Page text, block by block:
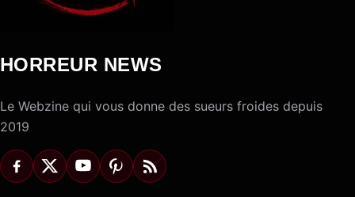
HORREUR NEWS
Le Webzine qui vous donne des sueurs froides depuis
2019